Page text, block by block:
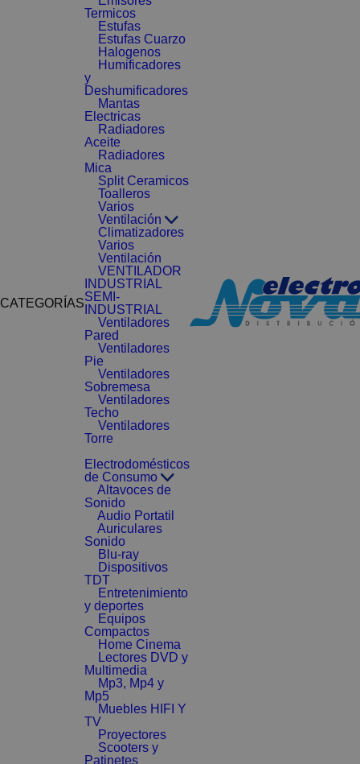
CATEGORÍAS
Termicos
Estufas
Estufas Cuarzo
Halogenos
Humificadores
y
Deshumificadores
Mantas
Electricas
Radiadores
Aceite
Radiadores
Mica
Split Ceramicos
Toalleros
Varios
Ventilación
Climatizadores
Varios
Ventilación
VENTILADOR
INDUSTRIAL
SEMI-
INDUSTRIAL
Ventiladores
Pared
Ventiladores
Pie
Ventiladores
Sobremesa
Ventiladores
Techo
Ventiladores
Torre
Electrodomésticos
de Consumo
Altavoces de
Sonido
Audio Portatil
Auriculares
Sonido
Blu-ray
Dispositivos
TDT
Entretenimiento
y deportes
Equipos
Compactos
Home Cinema
Lectores DVD y
Multimedia
Mp3, Mp4 y
Mp5
Muebles HIFI Y
TV
Proyectores
Scooters y
Patinetes